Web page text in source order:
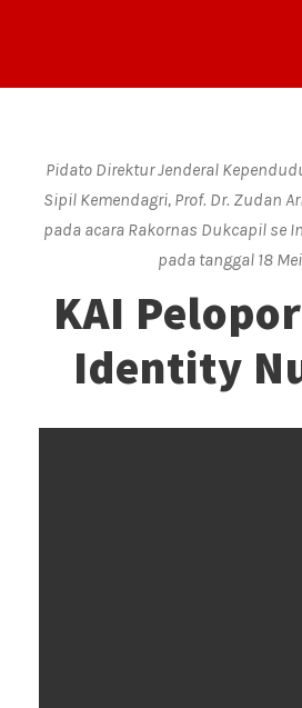
Pidato Direktur Jenderal
Sipil Kemendagri, Prof. Dr. Zudan
pada acara Rakornas Dukcapil se
pada tanggal 18 Mei
KAI
Identity